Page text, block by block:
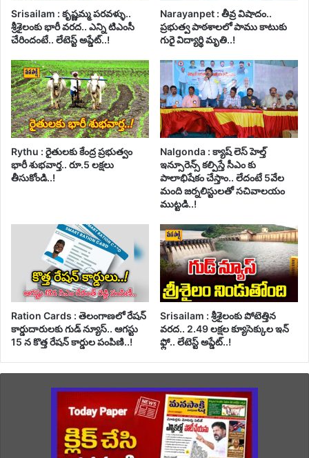
Srisailam : కృష్ణమ్మ పరవళ్ళు..
శ్రీశైలంకు భారీ వరద.. ఎన్ని టిఎంసీ
చేరిందంటే.. లేటెస్ట్ అప్డేట్..!
Narayanpet : తీవ్ర విషాదం..
ప్రభుత్వ పాఠశాలలో పాము కాటుకు
గురై విద్యార్థి మృతి..!
Rythu : రైతులకు కేంద్ర ప్రభుత్వం
భారీ శుభవార్త.. రూ.5 లక్షలు
తీసుకోండి..!
Nalgonda : క్యాష్ లెస్ హెల్త్
ఇన్సూరెన్స్ కల్పిస్తే సీఎం కు
పాలాభిషేకం చేస్తాం.. లేదంటే 5వేల
మంది జర్నలిస్టులతో సచివాలయం
ముట్టడి..!
Ration Cards : తెలంగాణలో రేషన్
కార్డుదారులకు గుడ్ న్యూస్.. ఆగస్టు
15 న కొత్త రేషన్ కార్డుల పంపిణి..!
Srisailam : శ్రీశైలంకు పోటెత్తిన
వరద.. 2.49 లక్షల క్యూసెక్కుల ఇన్
ఫ్లో.. లేటెస్ట్ అప్డేట్..!